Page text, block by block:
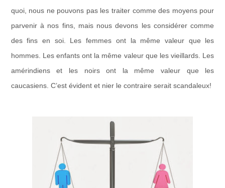
quoi, nous ne pouvons pas les traiter comme des moyens pour
parvenir à nos fins, mais nous devons les considérer comme
des fins en soi. Les femmes ont la même valeur que les
hommes. Les enfants ont la même valeur que les vieillards. Les
amérindiens et les noirs ont la même valeur que les
caucasiens. C’est évident et nier le contraire serait scandaleux!